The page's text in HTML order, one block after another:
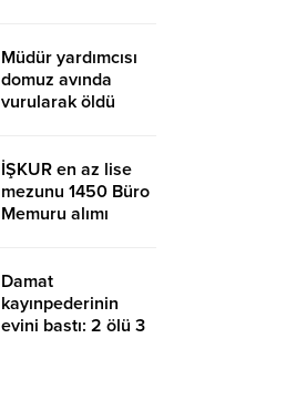
mi?
Müdür yardımcısı
domuz avında
vurularak öldü
İŞKUR en az lise
mezunu 1450 Büro
Memuru alımı
sınavsız başvuru
Damat
kayınpederinin
evini bastı: 2 ölü 3